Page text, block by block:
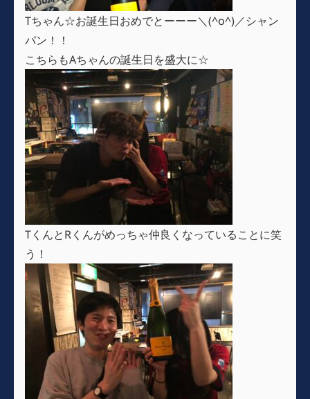
Tちゃん☆お誕生日おめでとーーー＼(^o^)／シャン
パン！！
こちらもAちゃんの誕生日を盛大に☆
TくんとRくんがめっちゃ仲良くなっていることに笑
う！